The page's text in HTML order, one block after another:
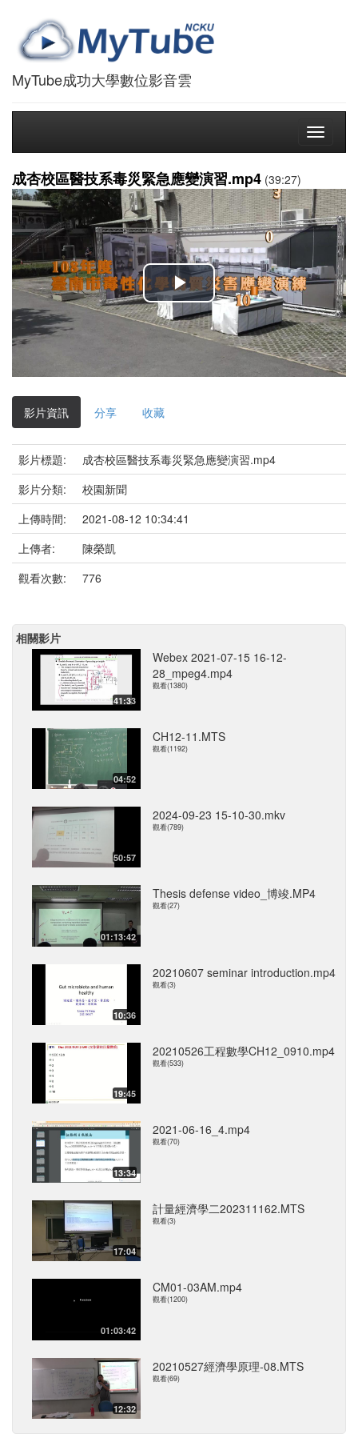
MyTube成功大學數位影音雲
Toggle
成杏校區醫技系毒災緊急應變演習.mp4 (39:27)
播
放
影
影片資訊 分享 收藏
影片標題:
成杏校區醫技系毒災緊急應變演習.mp4
影片分類:
校園新聞
上傳時間:
2021-08-12 10:34:41
上傳者:
陳榮凱
觀看次數:
776
相關影片
41:33
Webex 2021-07-15 16-12-
28_mpeg4.mp4
觀看(1380)
04:52
CH12-11.MTS
觀看(1192)
50:57
2024-09-23 15-10-30.mkv
觀看(789)
01:13:42
Thesis defense video_博竣.MP4
觀看(27)
10:36
20210607 seminar introduction.mp4
觀看(3)
19:45
20210526工程數學CH12_0910.mp4
觀看(533)
13:34
2021-06-16_4.mp4
觀看(70)
17:04
計量經濟學二202311162.MTS
觀看(3)
01:03:42
CM01-03AM.mp4
觀看(1200)
12:32
20210527經濟學原理-08.MTS
觀看(69)